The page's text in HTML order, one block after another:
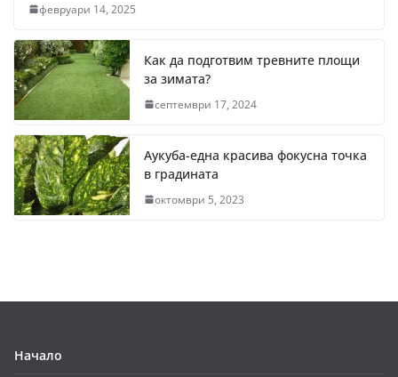
февруари 14, 2025
Как да подготвим тревните площи
за зимата?
септември 17, 2024
Аукуба-една красива фокусна точка
в градината
октомври 5, 2023
Начало